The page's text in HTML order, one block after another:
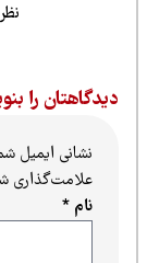
نظری
را بنویسید
نشانی ایمیل شما
علامت‌گذاری